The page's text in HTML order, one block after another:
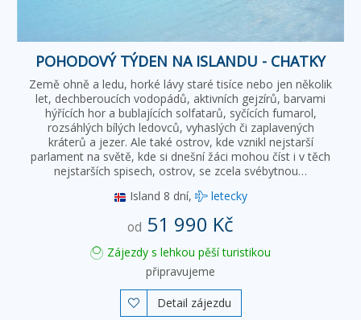
POHODOVÝ TÝDEN NA ISLANDU - CHATKY
Země ohně a ledu, horké lávy staré tisíce nebo jen několik
let, dechberoucích vodopádů, aktivních gejzírů, barvami
hýřících hor a bublajících solfatarů, syčících fumarol,
rozsáhlých bílých ledovců, vyhaslých či zaplavených
kráterů a jezer. Ale také ostrov, kde vznikl nejstarší
parlament na světě, kde si dnešní žáci mohou číst i v těch
nejstarších spisech, ostrov, se zcela svébytnou…
Island 8 dní, letecky
od 51 990 Kč
Zájezdy s lehkou pěší turistikou
připravujeme
 Detail zájezdu